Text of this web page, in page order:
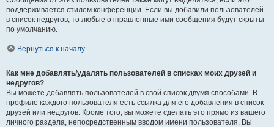
поддерживается стилем конференции. Если вы добавили пользователей
в список недругов, то любые отправленные ими сообщения будут скрыты
по умолчанию.
Вернуться к началу
Как мне добавлять/удалять пользователей в списках моих друзей и
недругов?
Вы можете добавлять пользователей в свой список двумя способами. В
профиле каждого пользователя есть ссылка для его добавления в список
друзей или недругов. Кроме того, вы можете сделать это прямо из вашего
личного раздела, непосредственным вводом имени пользователя. Вы